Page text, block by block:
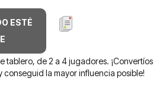
ESTÉ
tablero, de 2 a 4 jugadores. ¡Convertíos
conseguid la mayor influencia posible!